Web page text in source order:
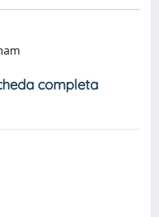
completa